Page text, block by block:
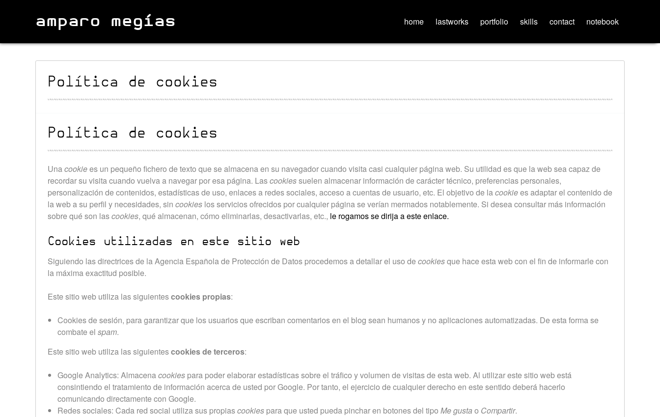
amparo megías home lastworks portfolio skills contact notebook
Política de cookies
Política de cookies
Unacookiees un pequeño fichero de texto que se almacena en su navegador cuando visita casi cualquier página web. Su utilidad es que la web sea capaz de
recordar su visita cuando vuelva a navegar por esa página. Lascookiessuelen almacenar información de carácter técnico, preferencias personales,
personalización de contenidos, estadísticas de uso, enlaces a redes sociales, acceso a cuentas de usuario, etc. El objetivo de lacookiees adaptar el contenido de
la web a su perfil y necesidades, sin cookies los servicios ofrecidos por cualquier página se verían mermados notablemente. Si desea consultar más información
sobre qué son lascookies, qué almacenan, cómo eliminarlas, desactivarlas, etc., le rogamos se dirija a este enlace.
Cookies utilizadas en este sitio web
Siguiendo las directrices de la Agencia Española de Protección de Datos procedemos a detallar el uso de cookiesque hace esta web con el fin de informarle con
la máxima exactitud posible.
Este sitio web utiliza las siguientescookies propias:
Cookies de sesión, para garantizar que los usuarios que escriban comentarios en el blog sean humanos y no aplicaciones automatizadas. De esta forma se
combate el spam.
Este sitio web utiliza las siguientescookies de terceros:
Google Analytics: Almacenacookies para poder elaborar estadísticas sobre el tráfico y volumen de visitas de esta web. Al utilizar este sitio web está
consintiendo el tratamiento de información acerca de usted por Google. Por tanto, el ejercicio de cualquier derecho en este sentido deberá hacerlo
comunicando directamente con Google.
Redes sociales: Cada red social utiliza sus propiascookies para que usted pueda pinchar en botones del tipo Me gusta o Compartir.